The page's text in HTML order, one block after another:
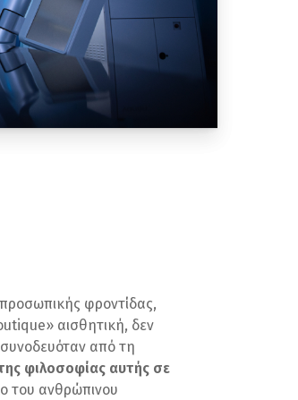
φροντίδας,
αισθητική, δεν
από τη
φιλοσοφίας αυτής σε
του ανθρώπινου